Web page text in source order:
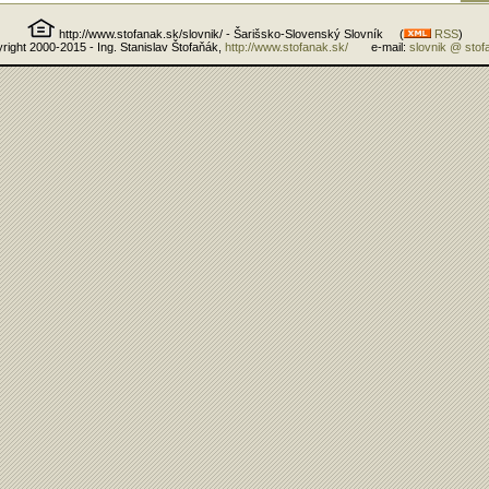
http://www.stofanak.sk/slovnik/ - Šarišsko-Slovenský Slovník ( RSS)
2000-2015 - Ing. Stanislav Štofaňák,
http://www.stofanak.sk/e-mail: slovnik @